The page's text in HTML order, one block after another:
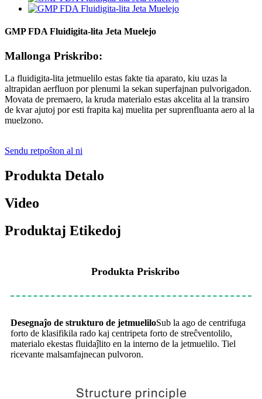
GMP FDA Fluidigita-lita Jeta Muelejo
Mallonga Priskribo:
La fluidigita-lita jetmuelilo estas fakte tia aparato, kiu uzas la
altrapidan aerfluon por plenumi la sekan superfajnan pulvorigadon.
Movata de premaero, la kruda materialo estas akcelita al la transiro
de kvar ajutoj por esti frapita kaj muelita per suprenfluanta aero al la
muelzono.
Sendu retpoŝton al ni
Produkta Detalo
Video
Produktaj Etikedoj
Produkta Priskribo
Desegnaĵo de strukturo de jetmueliloSub la ago de centrifuga
forto de klasifikila rado kaj centripeta forto de streĉventolilo,
materialo ekestas fluidaĵlito en la interno de la jetmuelilo. Tiel
ricevante malsamfajnecan pulvoron.